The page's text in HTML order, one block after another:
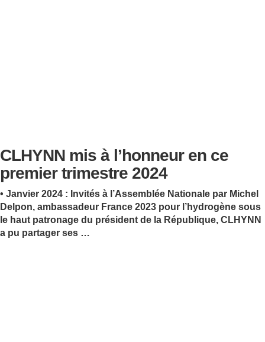
CLHYNN mis à l’honneur en ce
premier trimestre 2024
• Janvier 2024 : Invités à l’Assemblée Nationale par Michel
Delpon, ambassadeur France 2023 pour l’hydrogène sous
le haut patronage du président de la République, CLHYNN
a pu partager ses …